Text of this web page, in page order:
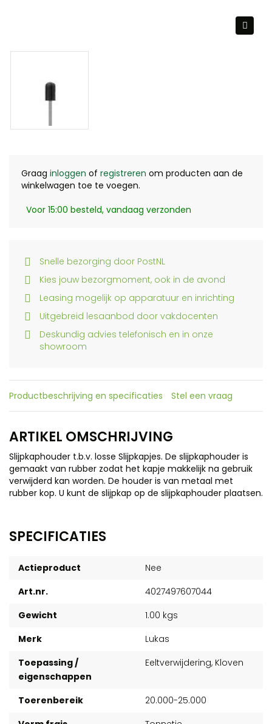
Graag inloggen of registreren om producten aan de
winkelwagen toe te voegen.
Voor 15:00 besteld, vandaag verzonden
Snelle bezorging door PostNL
Kies jouw bezorgmoment, ook in de avond
Leasing mogelijk op apparatuur en inrichting
Uitgebreid lesaanbod door vakdocenten
Deskundig advies telefonisch en in onze
showroom
Productbeschrijving en specificaties Stel een vraag
ARTIKEL OMSCHRIJVING
Slijpkaphouder t.b.v. losse Slijpkapjes. De slijpkaphouder is
gemaakt van rubber zodat het kapje makkelijk na gebruik
verwijderd kan worden. De houder is van metaal met
rubber kop. U kunt de slijpkap op de slijpkaphouder plaatsen.
SPECIFICATIES
Actieproduct
Nee
Art.nr.
4027497607044
Gewicht
1.00 kgs
Merk
Lukas
Toepassing /
eigenschappen
Eeltverwijdering, Kloven
Toerenbereik
20.000-25.000